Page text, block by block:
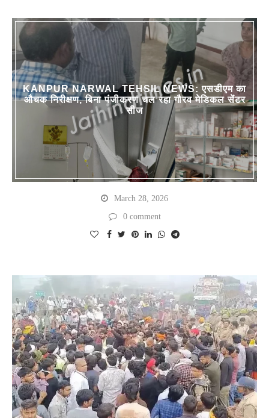
KANPUR NARWAL TEHSIL NEWS: एसडीएम का
औचक निरीक्षण, बिना पंजीकरण चल रहा गौरव मेडिकल सेंटर
सीज
March 28, 2026
0 comment